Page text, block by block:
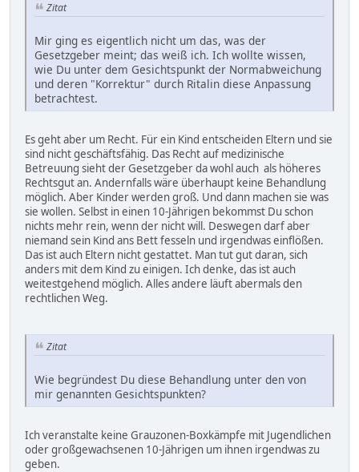
Zitat
Mir ging es eigentlich nicht um das, was der
Gesetzgeber meint; das weiß ich. Ich wollte wissen,
wie Du unter dem Gesichtspunkt der Normabweichung
und deren "Korrektur" durch Ritalin diese Anpassung
betrachtest.
Es geht aber um Recht. Für ein Kind entscheiden Eltern und sie
sind nicht geschäftsfähig. Das Recht auf medizinische
Betreuung sieht der Gesetzgeber da wohl auch als höheres
Rechtsgut an. Andernfalls wäre überhaupt keine Behandlung
möglich. Aber Kinder werden groß. Und dann machen sie was
sie wollen. Selbst in einen 10-Jährigen bekommst Du schon
nichts mehr rein, wenn der nicht will. Deswegen darf aber
niemand sein Kind ans Bett fesseln und irgendwas einflößen.
Das ist auch Eltern nicht gestattet. Man tut gut daran, sich
anders mit dem Kind zu einigen. Ich denke, das ist auch
weitestgehend möglich. Alles andere läuft abermals den
rechtlichen Weg.
Zitat
Wie begründest Du diese Behandlung unter den von
mir genannten Gesichtspunkten?
Ich veranstalte keine Grauzonen-Boxkämpfe mit Jugendlichen
oder großgewachsenen 10-Jährigen um ihnen irgendwas zu
geben.